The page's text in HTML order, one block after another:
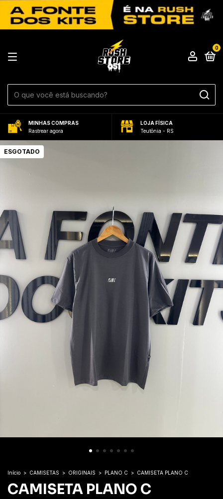
0
MINHAS COMPRAS
Rastrear agora
LOJA FÍSICA
Teutônia - RS
ESGOTADO
Início > CAMISETAS > ORIGINAIS > PLANO C > CAMISETA PLANO C
CAMISETA PLANO C